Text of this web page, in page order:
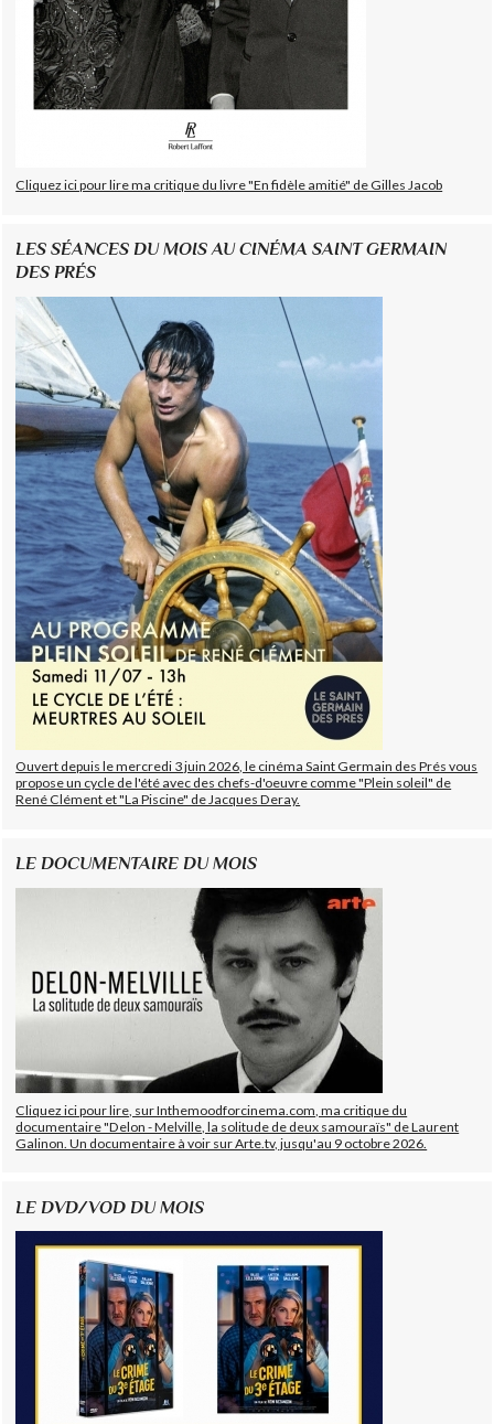
Cliquez ici pour lire ma critique du livre "En fidèle amitié" de Gilles Jacob
LES SÉANCES DU MOIS AU CINÉMA SAINT GERMAIN
DES PRÉS
Ouvert depuis le mercredi 3 juin 2026, le cinéma Saint Germain des Prés vous
propose un cycle de l'été avec des chefs-d'oeuvre comme "Plein soleil" de
René Clément et "La Piscine" de Jacques Deray.
LE DOCUMENTAIRE DU MOIS
Cliquez ici pour lire, sur Inthemoodforcinema.com, ma critique du
documentaire "Delon - Melville, la solitude de deux samouraïs" de Laurent
Galinon. Un documentaire à voir sur Arte.tv, jusqu'au 9 octobre 2026.
LE DVD/VOD DU MOIS